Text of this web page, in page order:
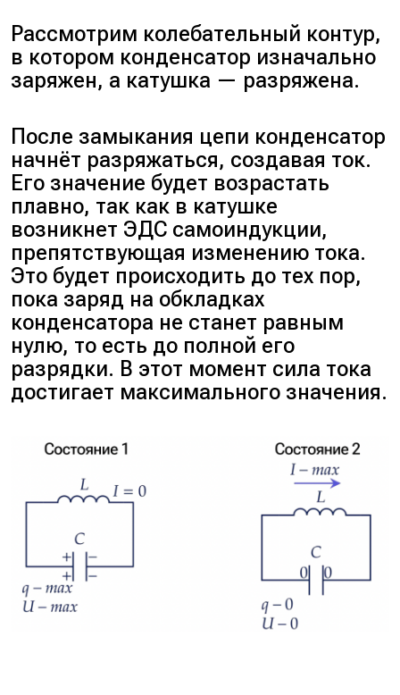
Рассмотрим колебательный контур,
в котором конденсатор изначально
заряжен, а катушка — разряжена.
После замыкания цепи конденсатор
начнёт разряжаться, создавая ток.
Его значение будет возрастать
плавно, так как в катушке
возникнет ЭДС самоиндукции,
препятствующая изменению тока.
Это будет происходить до тех пор,
пока заряд на обкладках
конденсатора не станет равным
нулю, то есть до полной его
разрядки. В этот момент сила тока
достигает максимального значения.